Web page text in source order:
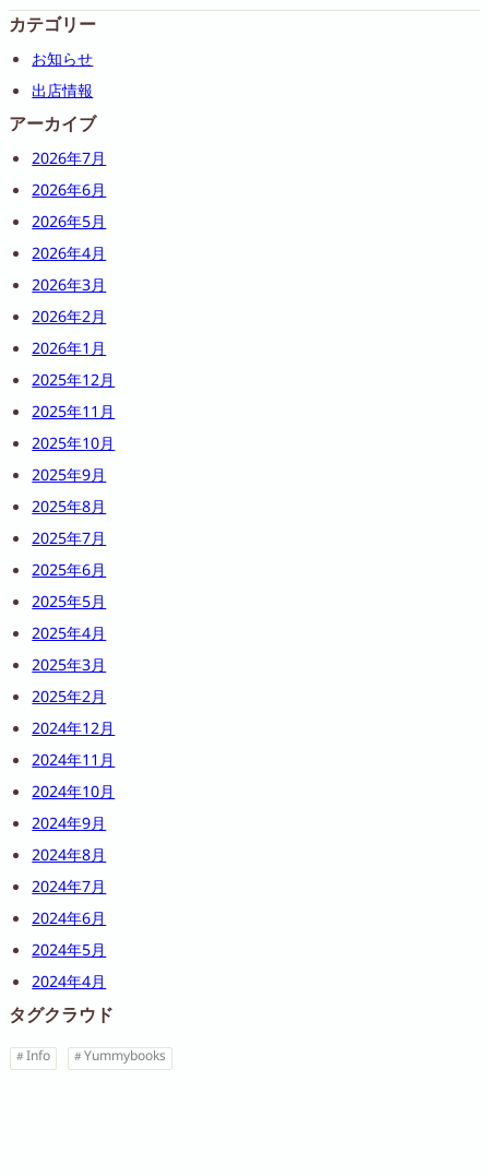
カテゴリー
お知らせ
出店情報
アーカイブ
2026年7月
2026年6月
2026年5月
2026年4月
2026年3月
2026年2月
2026年1月
2025年12月
2025年11月
2025年10月
2025年9月
2025年8月
2025年7月
2025年6月
2025年5月
2025年4月
2025年3月
2025年2月
2024年12月
2024年11月
2024年10月
2024年9月
2024年8月
2024年7月
2024年6月
2024年5月
2024年4月
タグクラウド
Info Yummybooks